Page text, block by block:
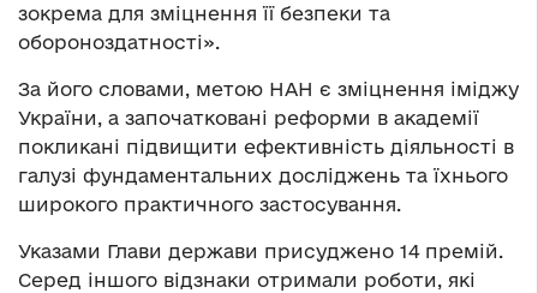
зокрема для зміцнення її безпеки та
обороноздатності».
За його словами, метою НАН є зміцнення іміджу
України, а започатковані реформи в академії
покликані підвищити ефективність діяльності в
галузі фундаментальних досліджень та їхнього
широкого практичного застосування.
Указами Глави держави присуджено 14 премій.
Серед іншого відзнаки отримали роботи, які